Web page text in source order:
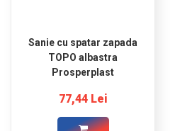
Sanie cu spatar zapada
TOPO albastra
Prosperplast
77,44 Lei